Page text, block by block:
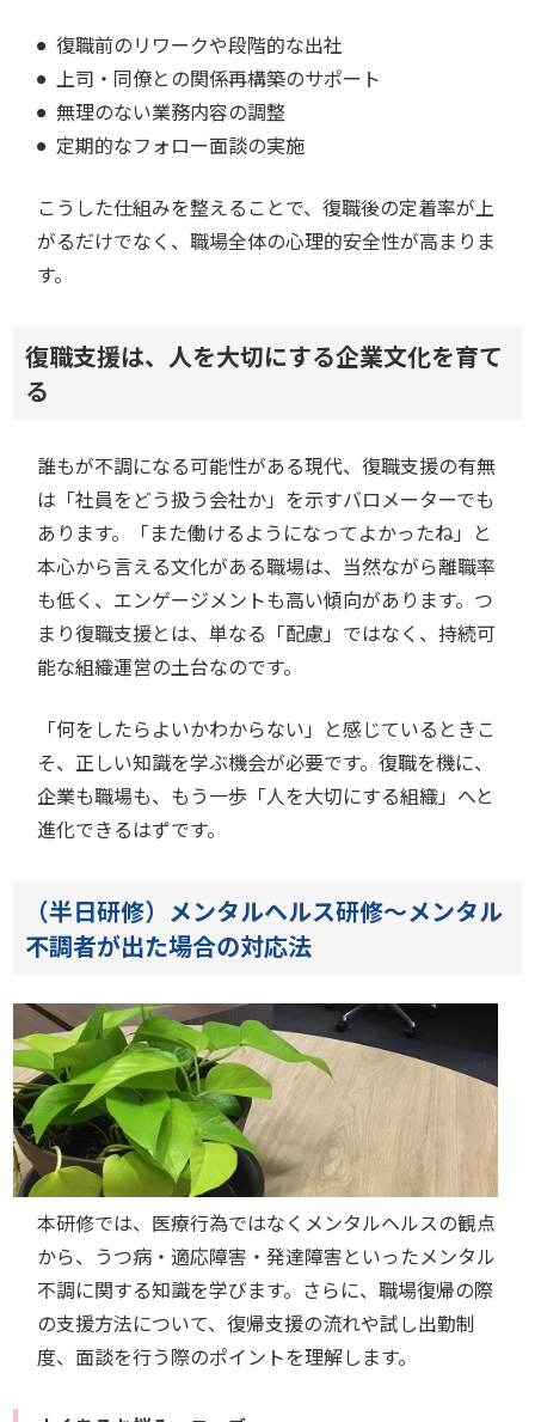
復職前のリワークや段階的な出社
上司・同僚との関係再構築のサポート
無理のない業務内容の調整
定期的なフォロー面談の実施
こうした仕組みを整えることで、復職後の定着率が上
がるだけでなく、職場全体の心理的安全性が高まりま
す。
復職支援は、人を大切にする企業文化を育て
る
誰もが不調になる可能性がある現代、復職支援の有無
は「社員をどう扱う会社か」を示すバロメーターでも
あります。「また働けるようになってよかったね」と
本心から言える文化がある職場は、当然ながら離職率
も低く、エンゲージメントも高い傾向があります。つ
まり復職支援とは、単なる「配慮」ではなく、持続可
能な組織運営の土台なのです。
「何をしたらよいかわからない」と感じているときこ
そ、正しい知識を学ぶ機会が必要です。復職を機に、
企業も職場も、もう一歩「人を大切にする組織」へと
進化できるはずです。
（半日研修）メンタルヘルス研修～メンタル
不調者が出た場合の対応法
本研修では、医療行為ではなくメンタルヘルスの観点
から、うつ病・適応障害・発達障害といったメンタル
不調に関する知識を学びます。さらに、職場復帰の際
の支援方法について、復帰支援の流れや試し出勤制
度、面談を行う際のポイントを理解します。